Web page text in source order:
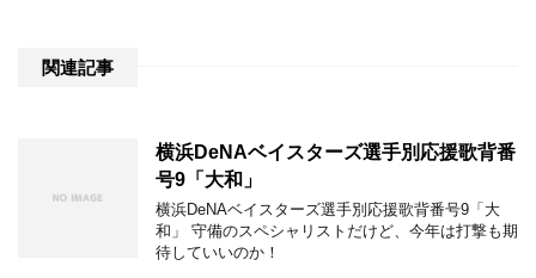
関連記事
横浜DeNAベイスターズ選手別応援歌背番
号9「大和」
横浜DeNAベイスターズ選手別応援歌背番号9「大
和」 守備のスペシャリストだけど、今年は打撃も期
待していいのか！